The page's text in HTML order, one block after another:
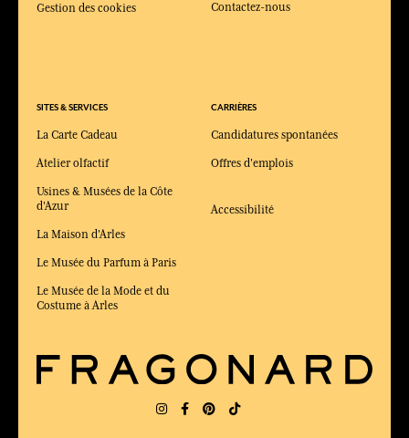
Gestion des cookies
SITES & SERVICES
La Carte Cadeau
Atelier olfactif
Usines & Musées de la Côte
d'Azur
La Maison d'Arles
Le Musée du Parfum à Paris
Le Musée de la Mode et du
Costume à Arles
Contactez-nous
CARRIÈRES
Candidatures spontanées
Offres d'emplois
Accessibilité